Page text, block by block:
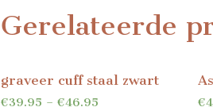
Gerelateerde
graveer cuff staal zwart
€39.95 – €46.95 €